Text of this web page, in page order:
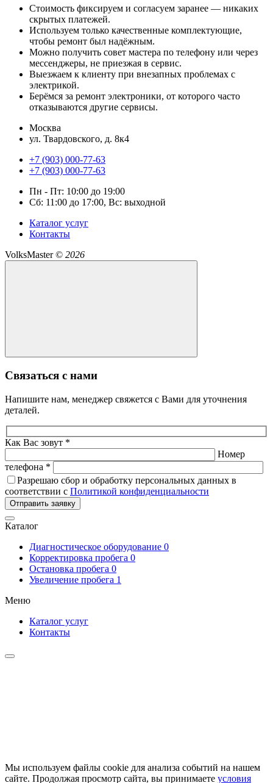
Стоимость фиксируем и согласуем заранее — никаких
скрытых платежей.
Используем только качественные комплектующие,
чтобы ремонт был надёжным.
Можно получить совет мастера по телефону или через
мессенджеры, не приезжая в сервис.
Выезжаем к клиенту при внезапных проблемах с
электрикой.
Берёмся за ремонт электроники, от которого часто
отказываются другие сервисы.
Москва
ул. Твардовского, д. 8к4
+7 (903) 000-77-63
+7 (903) 000-77-63
Пн - Пт: 10:00 до 19:00
Сб: 11:00 до 17:00, Вс: выходной
Каталог услуг
Контакты
VolksMaster © 2026
Связаться с нами
Напишите нам, менеджер свяжется с Вами для уточнения
деталей.
Как Вас зовут *
Номер
телефона *
Разрешаю сбор и обработку персональных данных в
соответствии с Политикой конфиденциальности
Отправить заявку
Каталог
Диагностическое оборудование 0
Корректировка пробега 0
Остановка пробега 0
Увеличение пробега 1
Меню
Каталог услуг
Контакты
Мы используем файлы cookie для анализа событий на нашем
сайте. Продолжая просмотр сайта, вы принимаете условия